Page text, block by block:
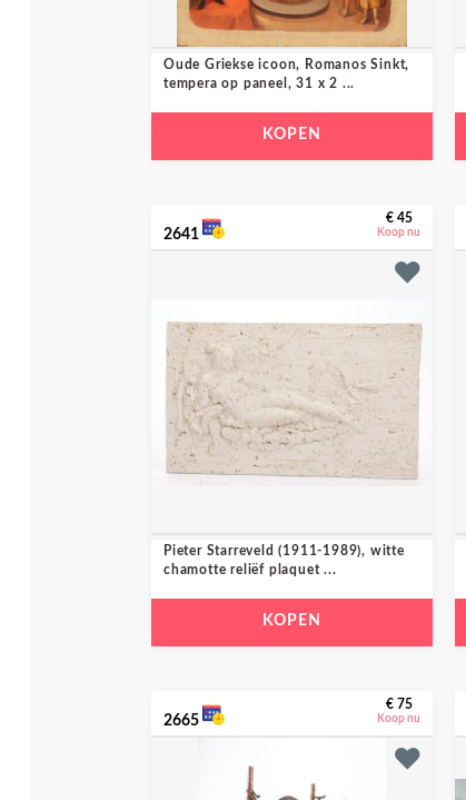
Oude Griekse icoon, Romanos Sinkt,
tempera op paneel, 31 x 2 ...
KOPEN
2641
€ 45
Koop nu
Pieter Starreveld (1911-1989), witte
chamotte reliëf plaquet ...
KOPEN
2665
€ 75
Koop nu